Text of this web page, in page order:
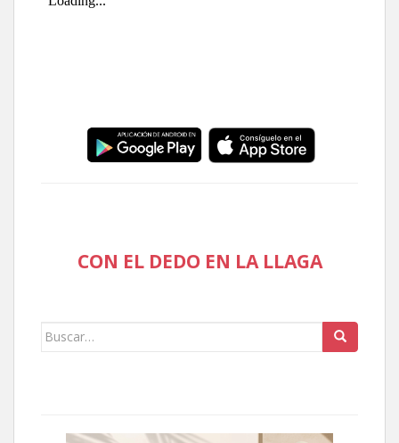
CON EL DEDO EN LA LLAGA
Buscar: